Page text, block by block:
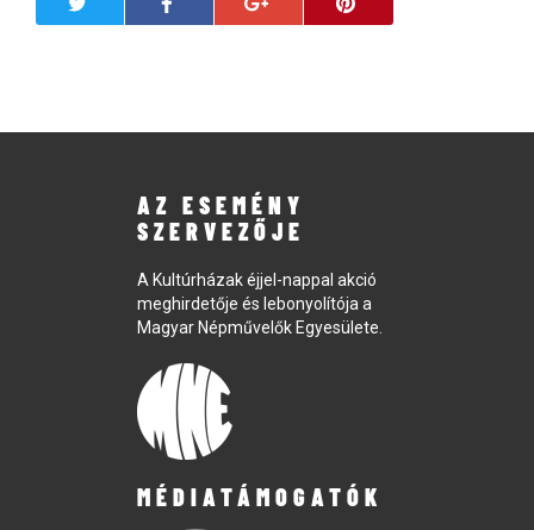
AZ ESEMÉNY
SZERVEZŐJE
A Kultúrházak éjjel-nappal akció
meghirdetője és lebonyolítója a
Magyar Népművelők Egyesülete.
MÉDIATÁMOGATÓK